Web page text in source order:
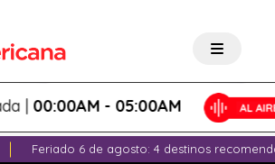
00:00AM - 05:00AM
Feriado 6 de agosto: 4 destinos